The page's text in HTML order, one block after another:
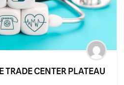
TRADE CENTER PLATEAU